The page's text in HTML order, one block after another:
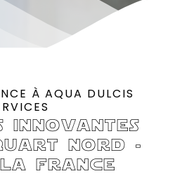
À AQUA DULCIS
innovantes
nord -
france